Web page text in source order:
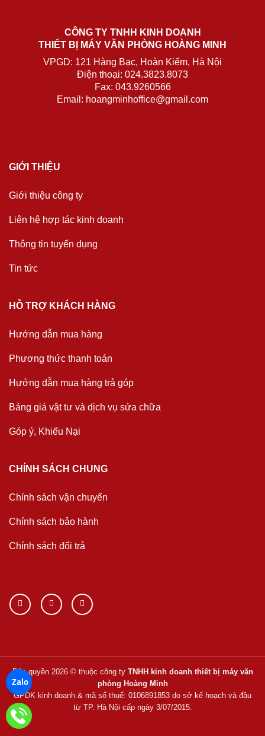
CÔNG TY TNHH KINH DOANH
THIẾT BỊ MÁY VĂN PHÒNG HOÀNG MINH
VPGD: 121 Hàng Bạc, Hoàn Kiếm, Hà Nội
Điện thoại: 024.3823.8073
Fax: 043.9260566
Email: hoangminhoffice@gmail.com
GIỚI THIỆU
Giới thiệu công ty
Liên hệ hợp tác kinh doanh
Thông tin tuyển dụng
Tin tức
HỖ TRỢ KHÁCH HÀNG
Hướng dẫn mua hàng
Phương thức thanh toán
Hướng dẫn mua hàng trả góp
Bảng giá vật tư và dịch vụ sửa chữa
Góp ý, Khiếu Nại
CHÍNH SÁCH CHUNG
Chính sách vận chuyển
Chính sách bảo hành
Chính sách đổi trả
Bản quyền 2026 © thuộc công ty TNHH kinh doanh thiết bị máy văn
phòng Hoàng Minh
GPDK kinh doanh & mã số thuế: 0106891853 do sở kế hoạch và đầu
từ TP. Hà Nội cấp ngày 3/07/2015.
Zalo